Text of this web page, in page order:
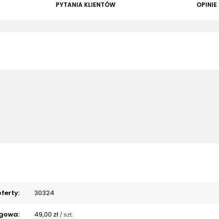
PYTANIA KLIENTÓW OPINIE
30324
49,00 zł / szt.